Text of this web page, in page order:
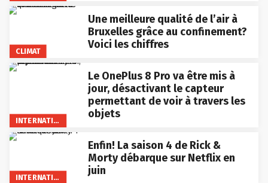
CLIMAT
Une meilleure qualité de l’air à
Bruxelles grâce au confinement?
Voici les chiffres
INTERNATIONAL
Le OnePlus 8 Pro va être mis à
jour, désactivant le capteur
permettant de voir à travers les
objets
INTERNATIONAL
Enfin! La saison 4 de Rick &
Morty débarque sur Netflix en
juin